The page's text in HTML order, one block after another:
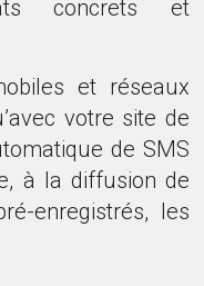
concrets et
et réseaux
votre site de
de SMS
à la diffusion de
enregistrés, les